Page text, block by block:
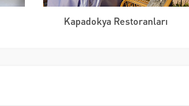
Kapadokya Restoranları